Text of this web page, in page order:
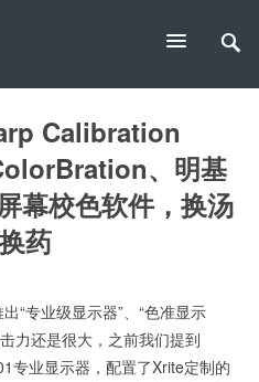
Calibration
、明基
幕校色软件，换汤
药
“专业级显示器”、“色准显示
力还是很大，之前我们提到
专业显示器，配置了Xrite定制的